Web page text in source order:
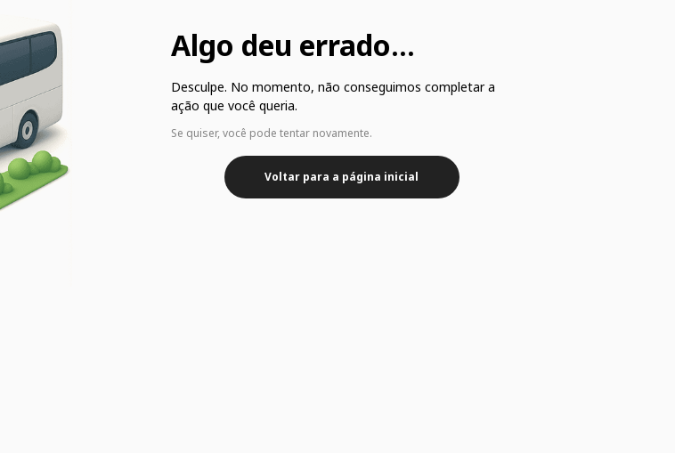
Algo deu errado...
Desculpe. No momento, não conseguimos completar a
ação que você queria.
Se quiser, você pode tentar novamente.
Voltar para a página inicial